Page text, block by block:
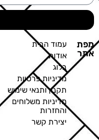
מפת
אתר
עמוד הבית
אודות
בלוג
מדיניות פרטיות
תקנון ותנאי שימוש
מדיניות משלוחים
והחזרות
יצירת קשר